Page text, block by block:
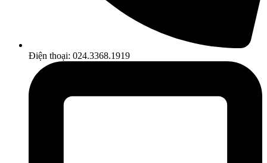
Điện thoại: 024.3368.1919